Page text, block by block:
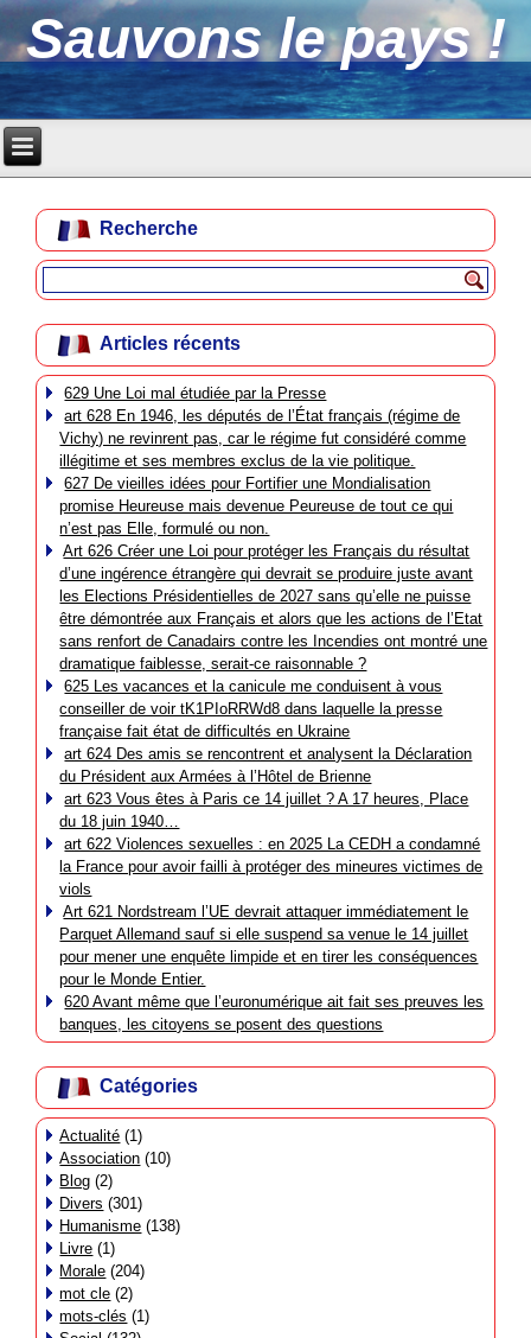
Sauvons le pays !
Recherche
Articles récents
629 Une Loi mal étudiée par la Presse
art 628 En 1946, les députés de l’État français (régime de
Vichy) ne revinrent pas, car le régime fut considéré comme
illégitime et ses membres exclus de la vie politique.
627 De vieilles idées pour Fortifier une Mondialisation
promise Heureuse mais devenue Peureuse de tout ce qui
n’est pas Elle, formulé ou non.
Art 626 Créer une Loi pour protéger les Français du résultat
d’une ingérence étrangère qui devrait se produire juste avant
les Elections Présidentielles de 2027 sans qu’elle ne puisse
être démontrée aux Français et alors que les actions de l’Etat
sans renfort de Canadairs contre les Incendies ont montré une
dramatique faiblesse, serait-ce raisonnable ?
625 Les vacances et la canicule me conduisent à vous
conseiller de voir tK1PIoRRWd8 dans laquelle la presse
française fait état de difficultés en Ukraine
art 624 Des amis se rencontrent et analysent la Déclaration
du Président aux Armées à l’Hôtel de Brienne
art 623 Vous êtes à Paris ce 14 juillet ? A 17 heures, Place
du 18 juin 1940…
art 622 Violences sexuelles : en 2025 La CEDH a condamné
la France pour avoir failli à protéger des mineures victimes de
viols
Art 621 Nordstream l’UE devrait attaquer immédiatement le
Parquet Allemand sauf si elle suspend sa venue le 14 juillet
pour mener une enquête limpide et en tirer les conséquences
pour le Monde Entier.
620 Avant même que l’euronumérique ait fait ses preuves les
banques, les citoyens se posent des questions
Catégories
Actualité (1)
Association (10)
Blog (2)
Divers (301)
Humanisme (138)
Livre (1)
Morale (204)
mot cle (2)
mots-clés (1)